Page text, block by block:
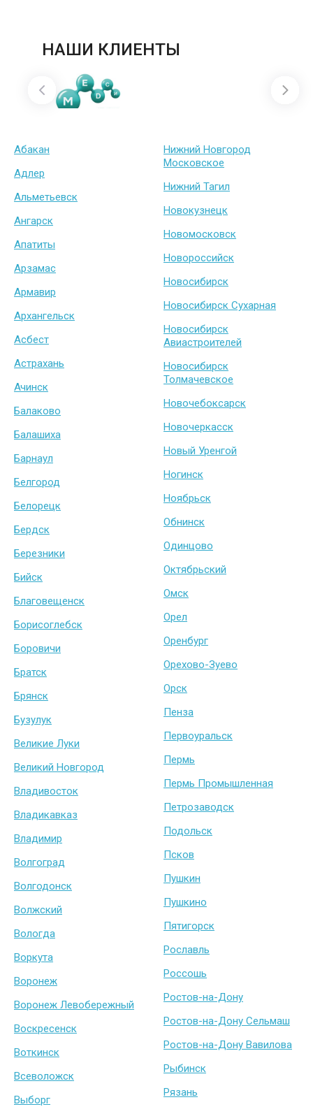
НАШИ КЛИЕНТЫ
Абакан
Адлер
Альметьевск
Ангарск
Апатиты
Арзамас
Армавир
Архангельск
Асбест
Астрахань
Ачинск
Балаково
Балашиха
Барнаул
Белгород
Белорецк
Бердск
Березники
Бийск
Благовещенск
Борисоглебск
Боровичи
Братск
Брянск
Бузулук
Великие Луки
Великий Новгород
Владивосток
Владикавказ
Владимир
Волгоград
Волгодонск
Волжский
Вологда
Воркута
Воронеж
Воронеж Левобережный
Воскресенск
Воткинск
Всеволожск
Выборг
Нижний Новгород
Московское
Нижний Тагил
Новокузнецк
Новомосковск
Новороссийск
Новосибирск
Новосибирск Сухарная
Новосибирск
Авиастроителей
Новосибирск
Толмачевское
Новочебоксарск
Новочеркасск
Новый Уренгой
Ногинск
Ноябрьск
Обнинск
Одинцово
Октябрьский
Омск
Орел
Оренбург
Орехово-Зуево
Орск
Пенза
Первоуральск
Пермь
Пермь Промышленная
Петрозаводск
Подольск
Псков
Пушкин
Пушкино
Пятигорск
Рославль
Россошь
Ростов-на-Дону
Ростов-на-Дону Сельмаш
Ростов-на-Дону Вавилова
Рыбинск
Рязань